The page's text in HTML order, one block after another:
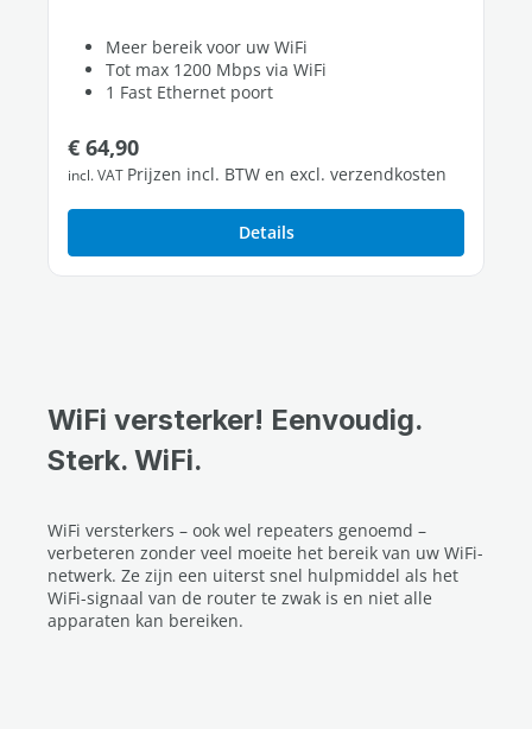
Meer bereik voor uw WiFi
Tot max 1200 Mbps via WiFi
1 Fast Ethernet poort
Normale prijs:
€ 64,90
incl. VAT Prijzen incl. BTW en excl. verzendkosten
Details
WiFi versterker! Eenvoudig.
Sterk. WiFi.
WiFi versterkers – ook wel repeaters genoemd –
verbeteren zonder veel moeite het bereik van uw WiFi-
netwerk. Ze zijn een uiterst snel hulpmiddel als het
WiFi-signaal van de router te zwak is en niet alle
apparaten kan bereiken.